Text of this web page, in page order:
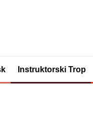
Instruktorski Trop